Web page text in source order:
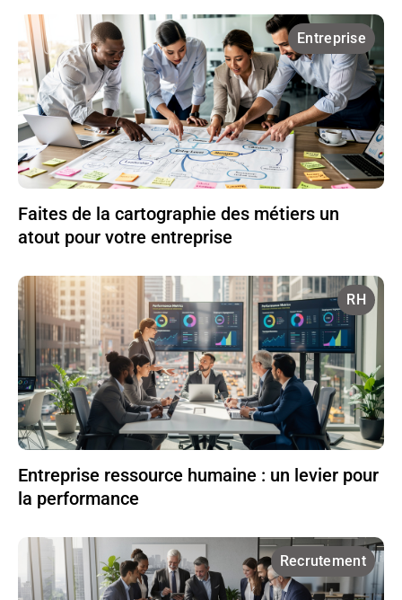
Entreprise
Faites de la cartographie des métiers un
atout pour votre entreprise
RH
Entreprise ressource humaine : un levier pour
la performance
Recrutement